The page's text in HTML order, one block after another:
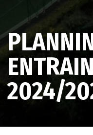
2024/